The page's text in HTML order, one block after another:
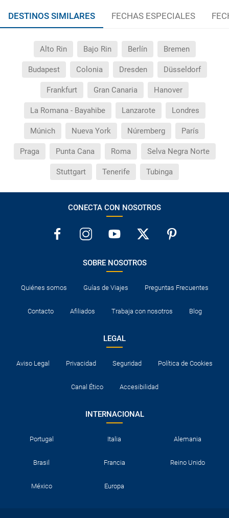
DESTINOS SIMILARES FECHAS ESPECIALES
Alto Rin Bajo Rin Berlín Bremen
Budapest Colonia Dresden Düsseldorf
Frankfurt Gran Canaria Hanover
La Romana - Bayahibe Lanzarote Londres
Múnich Nueva York Núremberg París
Praga Punta Cana Roma Selva Negra Norte
Stuttgart Tenerife Tubinga
CONECTA CON NOSOTROS
SOBRE NOSOTROS
Quiénes somos Guías de Viajes Preguntas Frecuentes
Contacto Afiliados Trabaja con nosotros Blog
LEGAL
Aviso Legal Privacidad Seguridad Política de Cookies
Canal Ético Accesibilidad
INTERNACIONAL
Portugal Italia Alemania
Brasil Francia Reino Unido
México Europa